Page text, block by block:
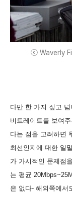
ⓒ Waverly
다만 한 가지 짚고
비트레이트를 보여
다는 점을 고려하면
최선인지에 대한 일
가 가시적인 문제점
는 평균
은 없다- 해외쪽에서